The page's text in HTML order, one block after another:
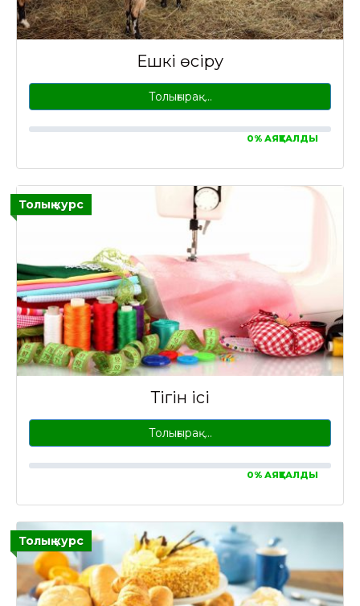
Ешкі өсіру
Толығырақ…
0% АЯҚТАЛДЫ
Толық курс
Тігін ісі
Толығырақ…
0% АЯҚТАЛДЫ
Толық курс